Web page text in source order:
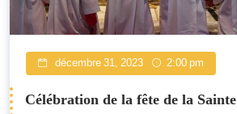
décembre 31, 2023 2:00 pm
Célébration de la fête de la Sainte